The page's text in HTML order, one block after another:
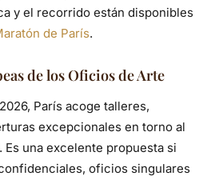
y el recorrido están disponibles
de París.
de los Oficios de Arte
París acoge talleres,
excepcionales en torno al
Es una excelente propuesta si
oficios singulares